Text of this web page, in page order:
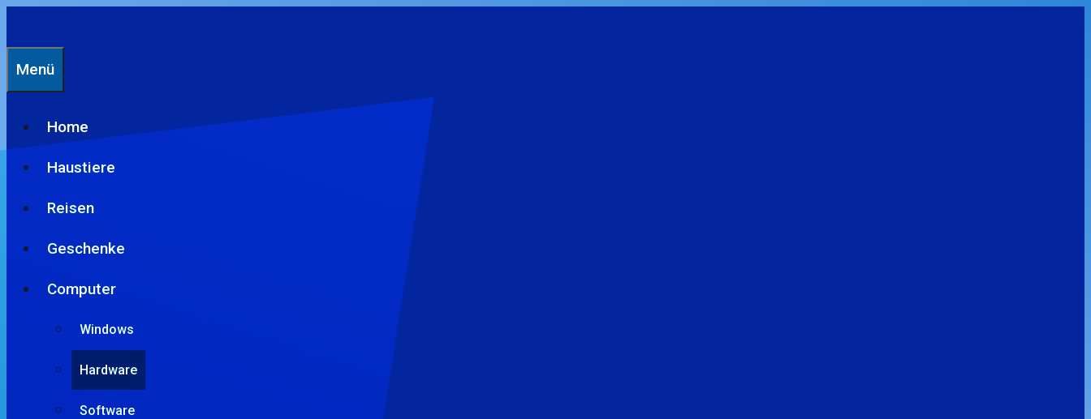
Inhalt
springen
Menü
Home
Haustiere
Reisen
Geschenke
Computer
Windows
Hardware
Software